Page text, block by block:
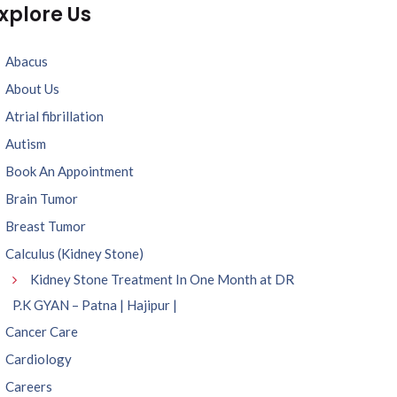
Us
Abacus
About Us
Atrial fibrillation
Autism
Book An Appointment
Brain Tumor
Breast Tumor
Calculus (Kidney Stone)
Kidney Stone Treatment In One Month at DR
P.K GYAN – Patna | Hajipur |
Cancer Care
Cardiology
Careers